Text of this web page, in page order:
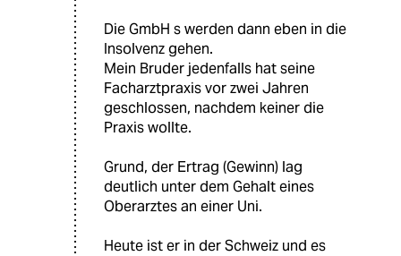
Die GmbH s werden dann eben in die
Insolvenz gehen.
Mein Bruder jedenfalls hat seine
Facharztpraxis vor zwei Jahren
geschlossen, nachdem keiner die
Praxis wollte.
Grund, der Ertrag (Gewinn) lag
deutlich unter dem Gehalt eines
Oberarztes an einer Uni.
Heute ist er in der Schweiz und es